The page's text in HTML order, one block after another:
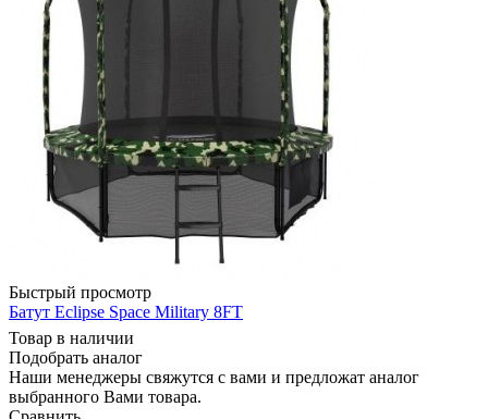
Быстрый просмотр
Батут Eclipse Space Military 8FT
Товар в наличии
Подобрать аналог
Наши менеджеры свяжутся с вами и предложат аналог
выбранного Вами товара.